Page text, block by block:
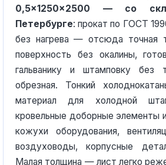
0,5×1250×2500 — со
Петербурге: прокат по ГОСТ
без нагрева — отсюда точная
поверхность без окалины,
гальванику и штамповку без
обрезная. Тонкий
материал для холодной
кровельные доборные элементы
кожухи оборудования,
воздуховоды, корпусные
Малая толщина — лист легко